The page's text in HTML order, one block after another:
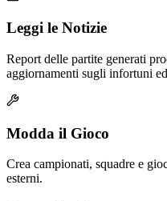
Leggi le Notizie
Report delle partite generati
aggiornamenti sugli infortuni
Modda il Gioco
Crea campionati, squadre e
esterni.